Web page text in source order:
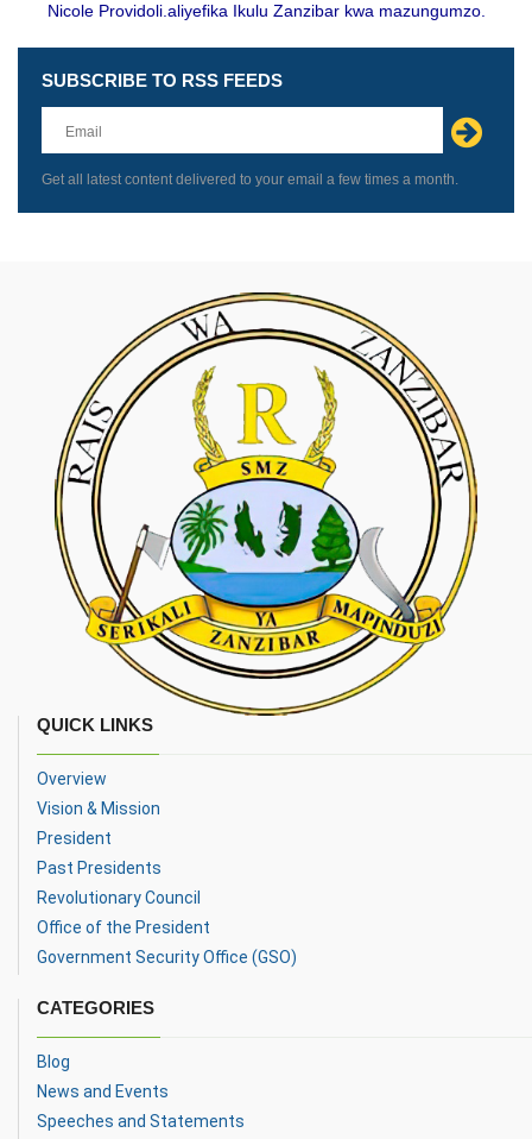
Nicole Providoli.aliyefika Ikulu Zanzibar kwa mazungumzo.
Leave
this
field
blank
SUBSCRIBE TO RSS FEEDS
Get all latest content delivered to your email a few times a month.
QUICK LINKS
Overview
Vision & Mission
President
Past Presidents
Revolutionary Council
Office of the President
Government Security Office (GSO)
CATEGORIES
Blog
News and Events
Speeches and Statements